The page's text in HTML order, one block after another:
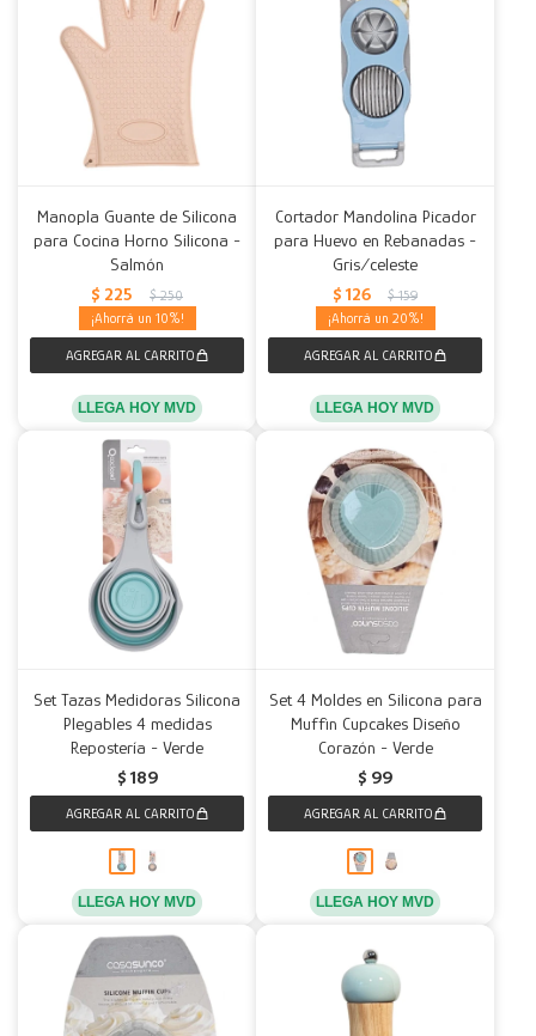
Manopla Guante de Silicona
para Cocina Horno Silicona -
Salmón
$ 225 $ 250
10
LLEGA HOY MVD
Cortador Mandolina Picador
para Huevo en Rebanadas -
Gris/celeste
$ 126 $ 159
20
LLEGA HOY MVD
Set Tazas Medidoras Silicona
Plegables 4 medidas
Repostería - Verde
$ 189
LLEGA HOY MVD
Set 4 Moldes en Silicona para
Muffin Cupcakes Diseño
Corazón - Verde
$ 99
LLEGA HOY MVD